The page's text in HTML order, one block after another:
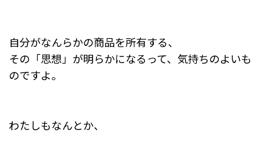
自分がなんらかの商品を所有する、
その「思想」が明らかになるって、気持ちのよいも
のですよ。
わたしもなんとか、